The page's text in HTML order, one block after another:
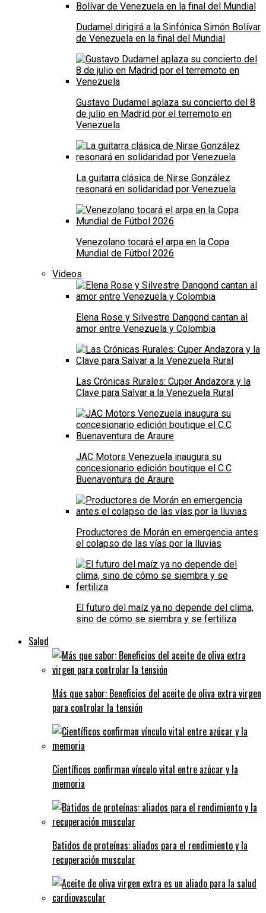
Dudamel dirigirá a la Sinfónica Simón Bolívar
de Venezuela en la final del Mundial
Gustavo Dudamel aplaza su concierto del 8
de julio en Madrid por el terremoto en
Venezuela
La guitarra clásica de Nirse González
resonará en solidaridad por Venezuela
Venezolano tocará el arpa en la Copa
Mundial de Fútbol 2026
Videos
Elena Rose y Silvestre Dangond cantan al
amor entre Venezuela y Colombia
Las Crónicas Rurales: Cuper Andazora y la
Clave para Salvar a la Venezuela Rural
JAC Motors Venezuela inaugura su
concesionario edición boutique el C.C
Buenaventura de Araure
Productores de Morán en emergencia antes
el colapso de las vías por la lluvias
El futuro del maíz ya no depende del clima,
sino de cómo se siembra y se fertiliza
Salud
Más que sabor: Beneficios del aceite de oliva extra virgen
para controlar la tensión
Científicos confirman vínculo vital entre azúcar y la
memoria
Batidos de proteínas: aliados para el rendimiento y la
recuperación muscular